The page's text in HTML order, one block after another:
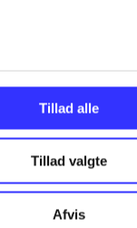
Tillad alle
Tillad valgte
Afvis
fordelt på